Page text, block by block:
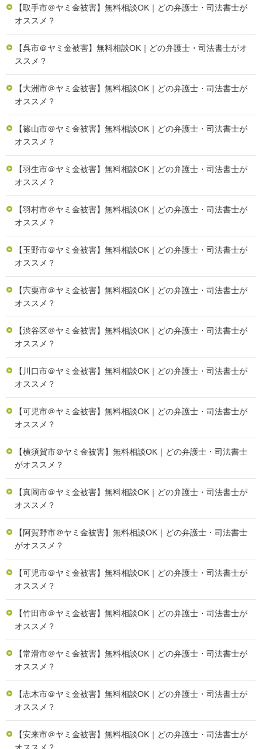
【取手市＠ヤミ金被害】無料相談OK｜どの弁護士・司法書士が
オススメ？
【呉市＠ヤミ金被害】無料相談OK｜どの弁護士・司法書士がオ
ススメ？
【大洲市＠ヤミ金被害】無料相談OK｜どの弁護士・司法書士が
オススメ？
【篠山市＠ヤミ金被害】無料相談OK｜どの弁護士・司法書士が
オススメ？
【羽生市＠ヤミ金被害】無料相談OK｜どの弁護士・司法書士が
オススメ？
【羽村市＠ヤミ金被害】無料相談OK｜どの弁護士・司法書士が
オススメ？
【玉野市＠ヤミ金被害】無料相談OK｜どの弁護士・司法書士が
オススメ？
【宍粟市＠ヤミ金被害】無料相談OK｜どの弁護士・司法書士が
オススメ？
【渋谷区＠ヤミ金被害】無料相談OK｜どの弁護士・司法書士が
オススメ？
【川口市＠ヤミ金被害】無料相談OK｜どの弁護士・司法書士が
オススメ？
【可児市＠ヤミ金被害】無料相談OK｜どの弁護士・司法書士が
オススメ？
【横須賀市＠ヤミ金被害】無料相談OK｜どの弁護士・司法書士
がオススメ？
【真岡市＠ヤミ金被害】無料相談OK｜どの弁護士・司法書士が
オススメ？
【阿賀野市＠ヤミ金被害】無料相談OK｜どの弁護士・司法書士
がオススメ？
【可児市＠ヤミ金被害】無料相談OK｜どの弁護士・司法書士が
オススメ？
【竹田市＠ヤミ金被害】無料相談OK｜どの弁護士・司法書士が
オススメ？
【常滑市＠ヤミ金被害】無料相談OK｜どの弁護士・司法書士が
オススメ？
【志木市＠ヤミ金被害】無料相談OK｜どの弁護士・司法書士が
オススメ？
【安来市＠ヤミ金被害】無料相談OK｜どの弁護士・司法書士が